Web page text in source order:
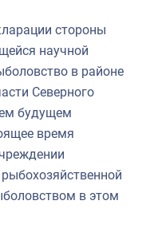
стороны
научной
в районе
Северного
будущем
время
в этом